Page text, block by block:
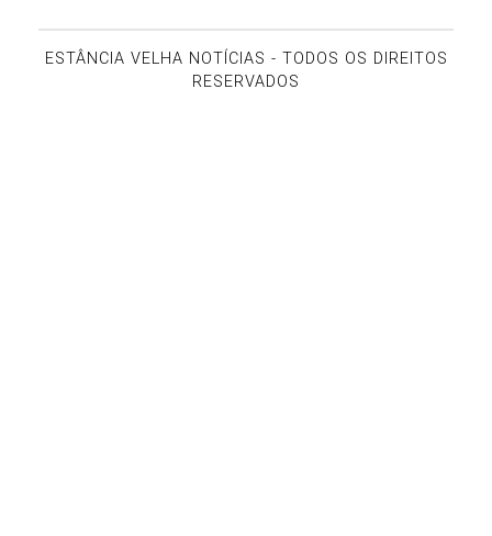
ESTÂNCIA VELHA NOTÍCIAS - TODOS OS DIREITOS
RESERVADOS